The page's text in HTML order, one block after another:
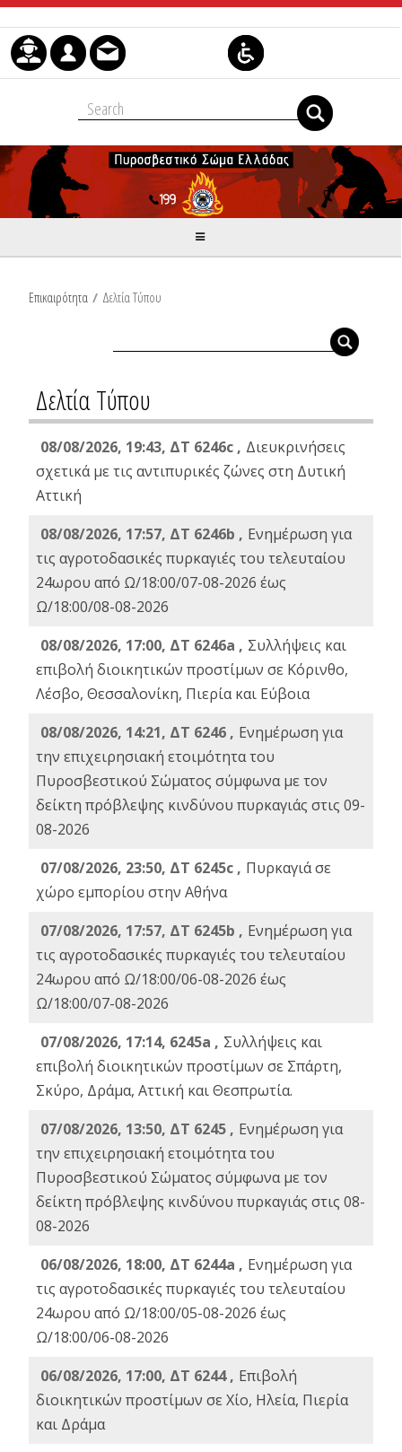
Skip to Content
Επικαιρότητα / Δελτία Τύπου
Δελτία Τύπου
08/08/2026, 19:43, ΔT 6246c , Διευκρινήσεις
σχετικά με τις αντιπυρικές ζώνες στη Δυτική
Αττική
08/08/2026, 17:57, ΔΤ 6246b , Ενημέρωση για
τις αγροτοδασικές πυρκαγιές του τελευταίου
24ωρου από Ω/18:00/07-08-2026 έως
Ω/18:00/08-08-2026
08/08/2026, 17:00, ΔΤ 6246a , Συλλήψεις και
επιβολή διοικητικών προστίμων σε Κόρινθο,
Λέσβο, Θεσσαλονίκη, Πιερία και Εύβοια
08/08/2026, 14:21, ΔΤ 6246 , Ενημέρωση για
την επιχειρησιακή ετοιμότητα του
Πυροσβεστικού Σώματος σύμφωνα με τον
δείκτη πρόβλεψης κινδύνου πυρκαγιάς στις 09-
08-2026
07/08/2026, 23:50, ΔΤ 6245c , Πυρκαγιά σε
χώρο εμπορίου στην Αθήνα
07/08/2026, 17:57, ΔΤ 6245b , Ενημέρωση για
τις αγροτοδασικές πυρκαγιές του τελευταίου
24ωρου από Ω/18:00/06-08-2026 έως
Ω/18:00/07-08-2026
07/08/2026, 17:14, 6245a , Συλλήψεις και
επιβολή διοικητικών προστίμων σε Σπάρτη,
Σκύρο, Δράμα, Αττική και Θεσπρωτία.
07/08/2026, 13:50, ΔΤ 6245 , Ενημέρωση για
την επιχειρησιακή ετοιμότητα του
Πυροσβεστικού Σώματος σύμφωνα με τον
δείκτη πρόβλεψης κινδύνου πυρκαγιάς στις 08-
08-2026
06/08/2026, 18:00, ΔΤ 6244a , Ενημέρωση για
τις αγροτοδασικές πυρκαγιές του τελευταίου
24ωρου από Ω/18:00/05-08-2026 έως
Ω/18:00/06-08-2026
06/08/2026, 17:00, ΔΤ 6244 , Επιβολή
διοικητικών προστίμων σε Χίο, Ηλεία, Πιερία
και Δράμα